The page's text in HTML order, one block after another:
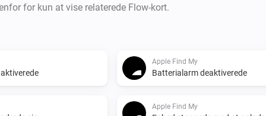
for kun at vise relaterede Flow-kort.
Apple Find My
Batterialarm deaktiverede
Apple Find My